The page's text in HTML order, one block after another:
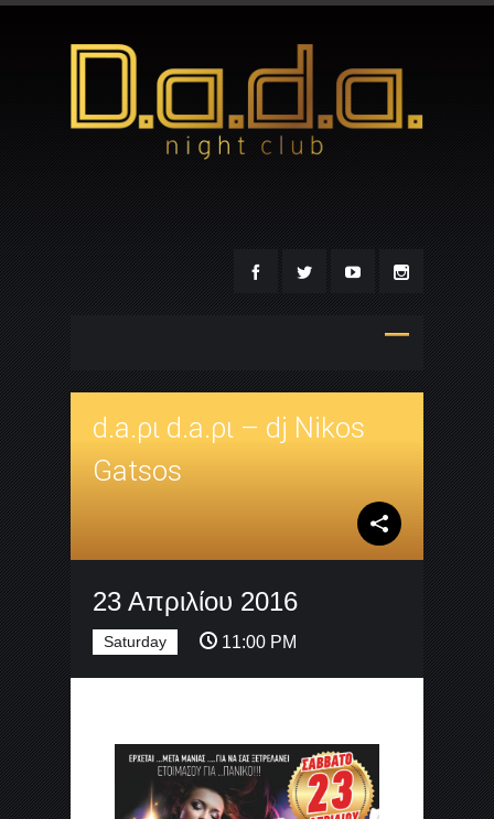
d.a.ρι d.a.ρι – dj Nikos
Gatsos
23 Απριλίου 2016
Saturday 11:00 PM